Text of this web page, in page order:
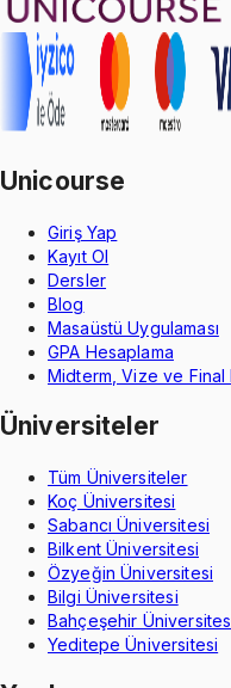
Unicourse
Giriş Yap
Kayıt Ol
Dersler
Blog
Masaüstü Uygulaması
GPA Hesaplama
Midterm, Vize ve Final
Üniversiteler
Tüm Üniversiteler
Koç Üniversitesi
Sabancı Üniversitesi
Bilkent Üniversitesi
Özyeğin Üniversitesi
Bilgi Üniversitesi
Bahçeşehir
Yeditepe Üniversitesi